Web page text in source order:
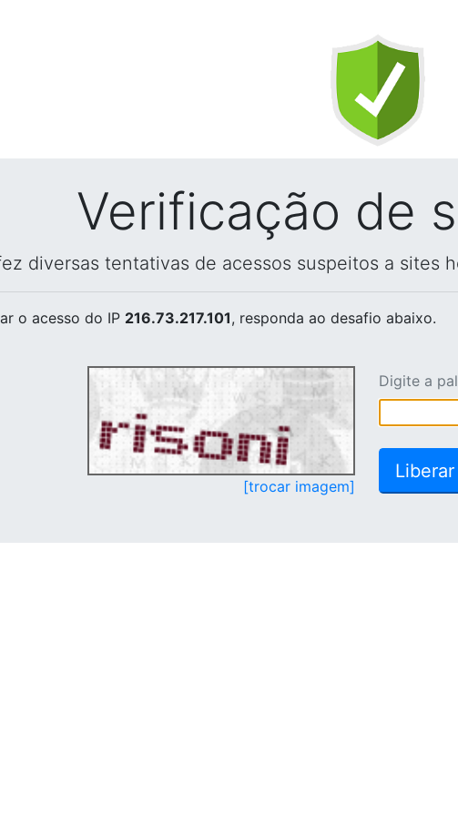
Verificação de
diversas tentativas de acessos suspeitos a sites
o acesso do IP 216.73.217.101, responda ao desafio abaixo.
[trocar imagem]
Digite a